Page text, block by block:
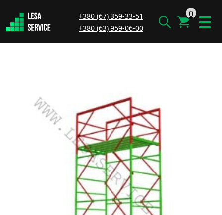
+380 (67) 359-33-51
+380 (63) 959-06-00
0